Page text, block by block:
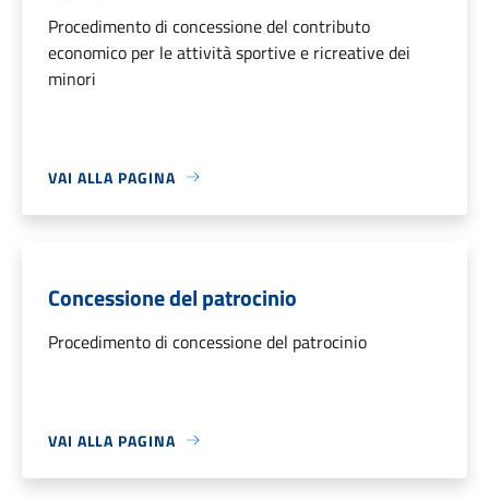
Procedimento di concessione del contributo
economico per le attività sportive e ricreative dei
minori
VAI ALLA PAGINA
Concessione del patrocinio
Procedimento di concessione del patrocinio
VAI ALLA PAGINA